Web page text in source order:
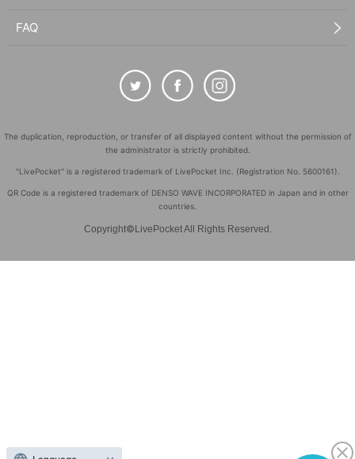
FAQ
The duplication, reproduction, or transfer of all displayed content without the permission of
the administrator is strictly prohibited.
"LivePocket" is a registered trademark of LivePocket Inc. (Registration No. 5600161).
QR Code is a registered trademark of DENSO WAVE INCORPORATED in Japan and in other
countries.
Copyright©LivePocket All Rights Reserved.